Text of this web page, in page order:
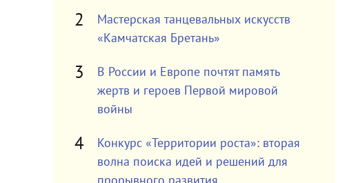
Мастерская танцевальных искусств
«Камчатская Бретань»
В России и Европе почтят память
жертв и героев Первой мировой
войны
Конкурс «Территории роста»: вторая
волна поиска идей и решений для